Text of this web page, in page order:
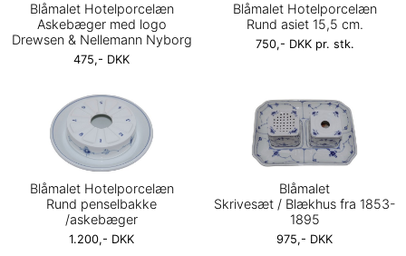
Blåmalet Hotelporcelæn
Askebæger med logo
Drewsen & Nellemann Nyborg
475,- DKK
Blåmalet Hotelporcelæn
Rund asiet 15,5 cm.
750,- DKK pr. stk.
Blåmalet Hotelporcelæn
Rund penselbakke
/askebæger
1.200,- DKK
Blåmalet
Skrivesæt / Blækhus fra 1853-
1895
975,- DKK